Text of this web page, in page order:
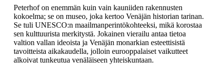
Peterhof on enemmän kuin vain kauniiden rakennusten
kokoelma; se on museo, joka kertoo Venäjän historian tarinan.
Se tuli UNESCO:n maailmanperintökohteeksi, mikä korostaa
sen kulttuurista merkitystä. Jokainen vierailu antaa tietoa
valtion vallan ideoista ja Venäjän monarkian esteettisistä
tavoitteista aikakaudella, jolloin eurooppalaiset vaikutteet
alkoivat tunkeutua venäläiseen yhteiskuntaan.